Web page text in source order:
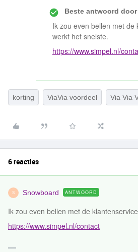
Beste antwoord door
Ik zou even bellen met de
werkt het snelste.
https://www.simpel.nl/
korting ViaVia voordeel Via Via
6 reacties
S Snowboard ANTWOORD
Ik zou even bellen met de
https://www.simpel.nl/contact